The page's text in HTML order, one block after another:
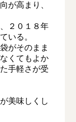
が高まり、
２０１８年
いる。
がそのまま
くてもよか
手軽さが受
美味しくし